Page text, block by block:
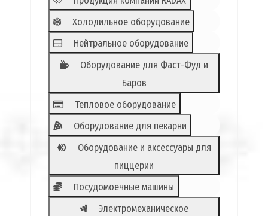
Холодильное оборудование
Нейтральное оборудование
Оборудование для Фаст-Фуд и
Баров
Тепловое оборудование
Оборудование для пекарни
Оборудование и аксессуары для
пиццерии
Посудомоечные машины
Электромеханическое